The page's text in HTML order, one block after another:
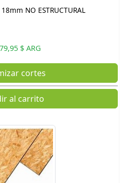
NO ESTRUCTURAL
$ ARG
cortes
al carrito